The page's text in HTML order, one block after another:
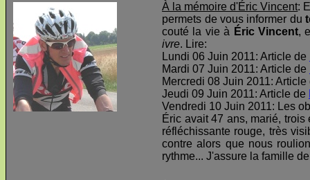
À la mémoire d'Éric Vincent:
permets de vous informer du
couté la vie à Éric Vincent,
ivre. Lire:
Lundi 06 Juin 2011: Article de
Mardi 07 Juin 2011: Article de
Mercredi 08 Juin 2011:
Jeudi 09 Juin 2011: Article de
Vendredi 10 Juin 2011: Les
Éric avait 47 ans, marié,
réfléchissante rouge, très
contre alors que nous
rythme... J'assure la famille